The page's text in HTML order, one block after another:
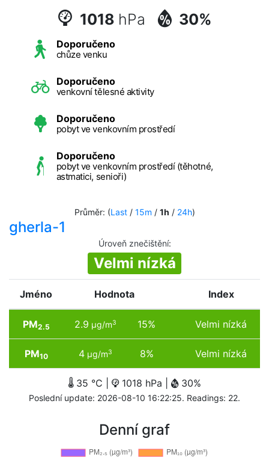
1018 hPa 30%
Doporučeno
chůze venku
Doporučeno
venkovní tělesné aktivity
Doporučeno
pobyt ve venkovním prostředí
Doporučeno
pobyt ve venkovním prostředí (těhotné,
astmatici, senioři)
Průměr: (Last/ 15m / 1h / 24h)
gherla-1
Úroveň znečištění:
Velmi nízká
Jméno Hodnota Index
PM2.5 2.9 µg/m3 15% Velmi nízká
PM10 4 µg/m3 8% Velmi nízká
35 °C | 1018 hPa | 30%
Poslední update: 2026-08-10 16:22:25. Readings: 22.
Denní graf